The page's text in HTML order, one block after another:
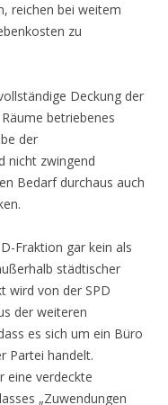
reichen bei weitem
zu
Deckung der
betriebenes
der
nicht zwingend
Bedarf durchaus auch
Fraktion gar kein als
städtischer
wird von der SPD
der weiteren
es sich um ein Büro
Partei handelt.
eine verdeckte
„Zuwendungen